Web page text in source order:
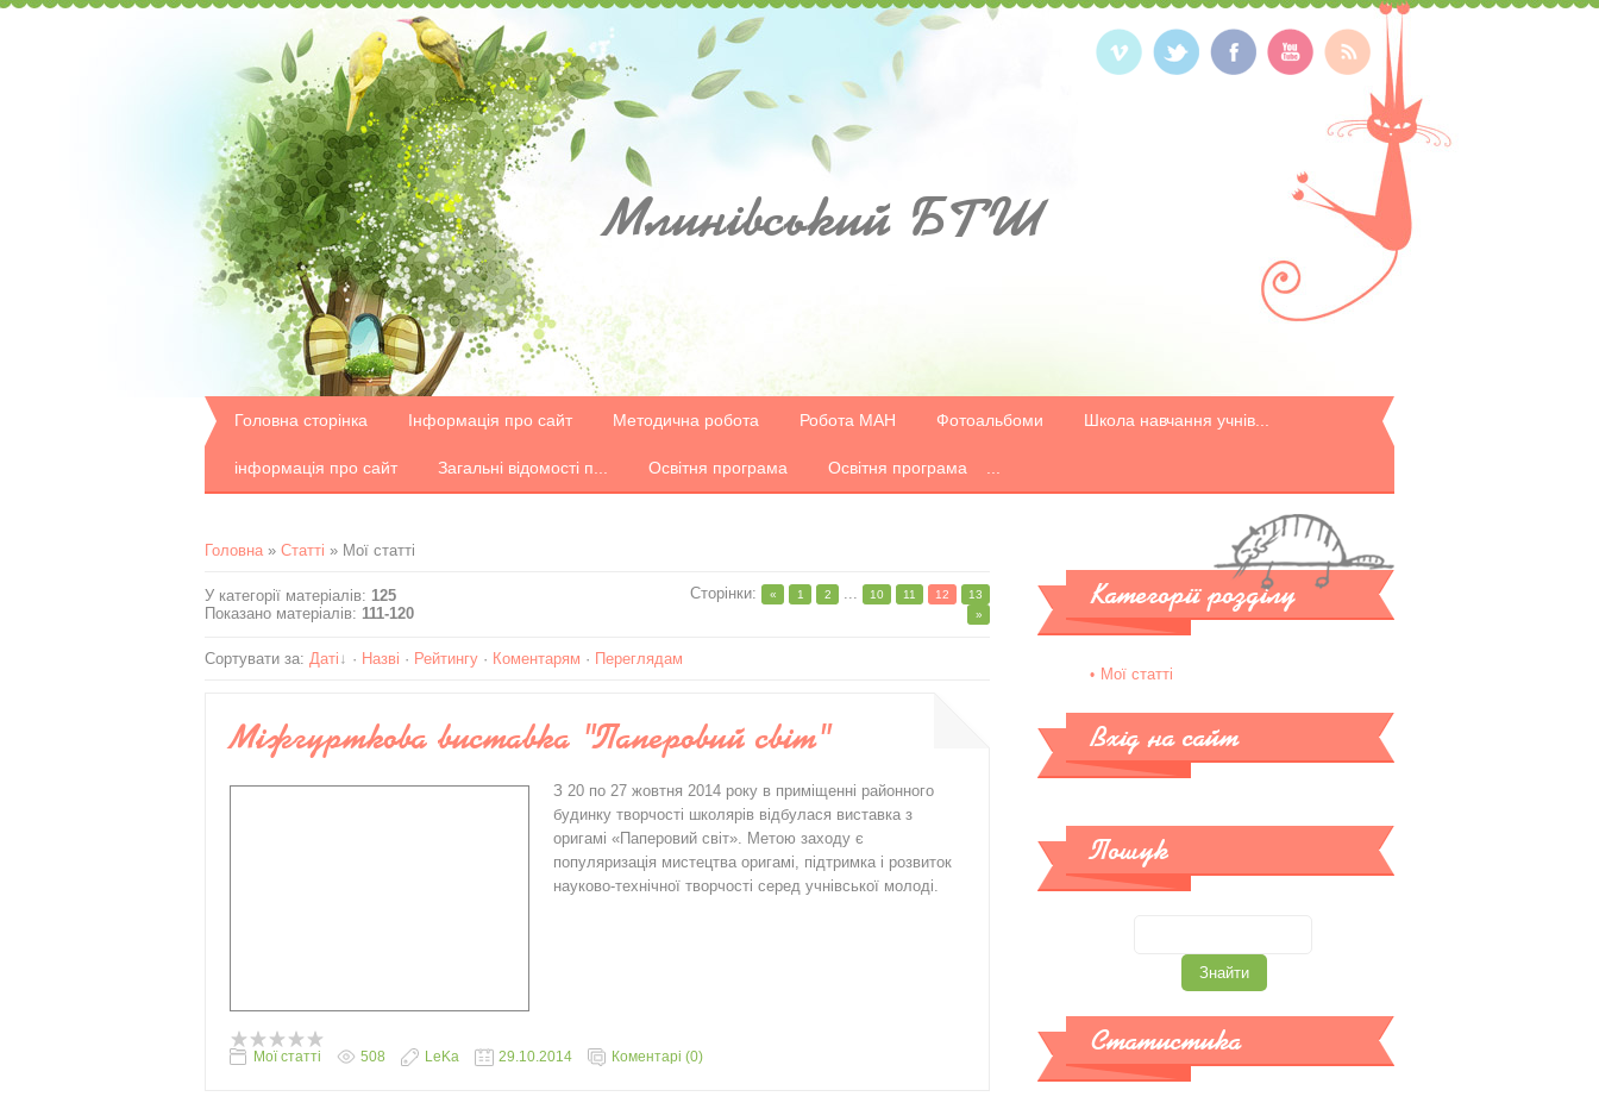
МлинівськийБТШ
Головна сторінка Інформація про сайт Методична робота Робота МАН Фотоальбоми Школа навчання учнів...
інформація про сайт Загальні відомості п... Освітня програма Освітня програма ...
Головна» Статті » Мої статті
У категорії матеріалів: 125
Показано матеріалів: 111-120
Сторінки: « 1 2 ... 10 11 12
13
»
Сортувати за: Даті · Назві · Рейтингу · Коментарям · Переглядам
Міжгурткова виставка "Паперовий світ"
З 20 по 27 жовтня 2014 року в приміщенні районного
будинку творчості школярів відбулася виставка з
оригамі «Паперовий світ». Метою заходу є
популяризація мистецтва оригамі, підтримка і розвиток
науково-технічної творчості серед учнівської молоді.
Мої статті 508 LeKa 29.10.2014 Коментарі (0)
Категорії розділу
Мої статті
Вхід на сайт
Пошук
Статистика